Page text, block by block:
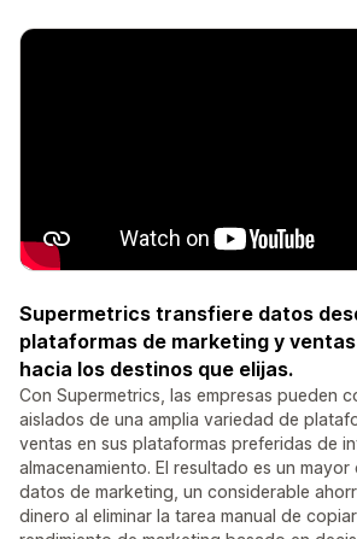
Supermetrics transfiere datos
plataformas de marketing y
hacia los destinos que elijas.
Con Supermetrics, las empresas pueden
aislados de una amplia variedad de
ventas en sus plataformas preferidas de
almacenamiento. El resultado es un
datos de marketing, un considerable
dinero al eliminar la tarea manual de